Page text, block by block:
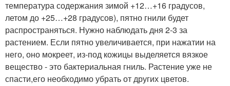
температура содержания зимой +12…+16 градусов,
летом до +25…+28 градусов), пятно гнили будет
распространяться. Нужно наблюдать дня 2-3 за
растением. Если пятно увеличивается, при нажатии на
него, оно мокреет, из-под кожицы выделяется вязкое
вещество - это бактериальная гниль. Растение уже не
спасти,его необходимо убрать от других цветов.